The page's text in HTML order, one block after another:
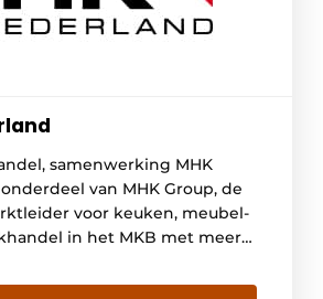
samenwerking MHK
van MHK Group, de
voor keuken, meubel-
in het MKB met meer
handelspartners in